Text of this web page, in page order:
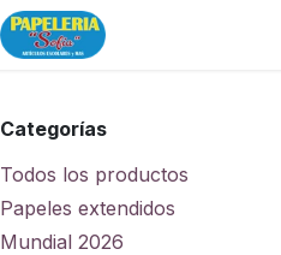
Categorías
Todos los productos
Papeles extendidos
Mundial 2026